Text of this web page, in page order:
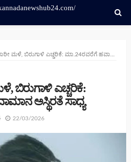
ಮಳೆ, ಬಿರುಗಾಳಿ ಎಚ್ಚರಿಕೆ: ಮಾ.24ರವರೆಗೆ ಹವಾಮಾನ ಅಸ್ಥಿರತೆ ಸಾಧ್ಯ
ಬಿರುಗಾಳಿ ಎಚ್ಚರಿಕೆ:
ಅಸ್ಥಿರತೆ ಸಾಧ್ಯ
22/03/2026